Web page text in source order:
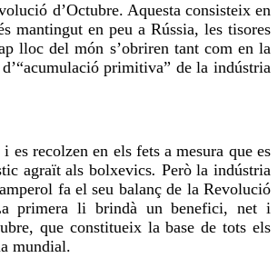
d’Octubre. Aquesta consisteix en
mantingut en peu a Rússia, les tisores
lloc del món s’obriren tant com en la
primitiva” de la indústria
recolzen en els fets a mesura que es
agraït als bolxevics. Però la indústria
fa el seu balanç de la Revolució
primera li brindà un benefici, net i
que constitueix la base de tots els
mundial.